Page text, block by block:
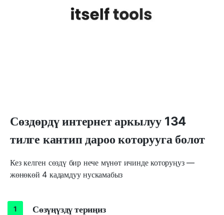
Сөздөрдү интернет аркылуу 134
тилге кантип дароо которууга болот
Кез келген сөздү бир нече мүнөт ичинде которуңуз —
жөнөкөй 4 кадамдуу нускамабыз
Сөзүңүздү териңиз